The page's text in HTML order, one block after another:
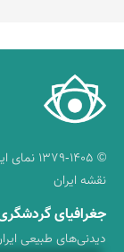
© ۱۳۷۹-۱۴۰۵ نمای ایران
نقشه ایران
جغرافیای
دیدنی‌های طبیعی